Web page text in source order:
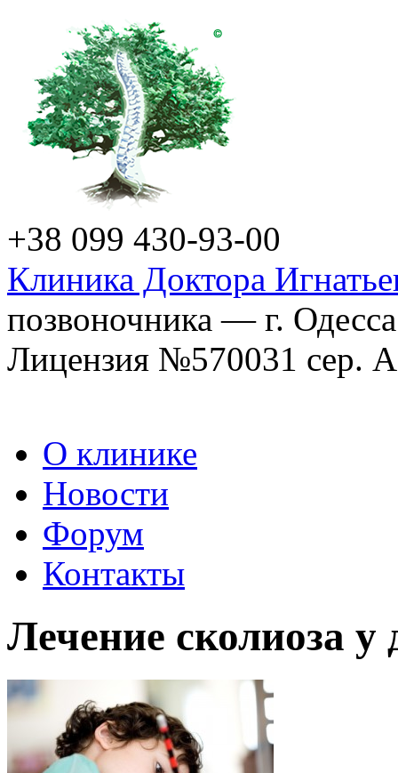
+38 099 430-93-00
Клиника Доктора
позвоночника — г. Одесса
Лицензия №570031 сер.
О клинике
Новости
Форум
Контакты
Лечение сколиоза у